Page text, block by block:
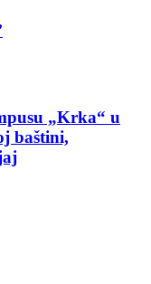
„Krka“ u
baštini,